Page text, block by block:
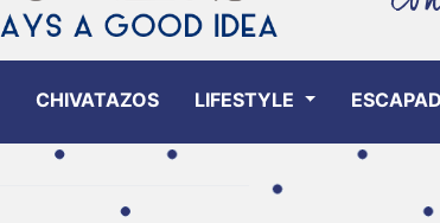
CHIVATAZOS LIFESTYLE